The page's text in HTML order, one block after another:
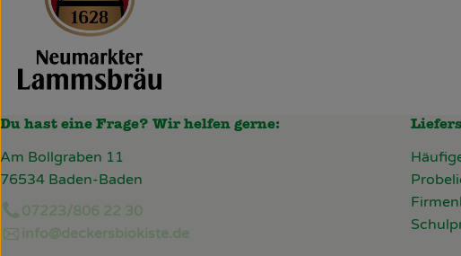
Du hast eine Frage? Wir helfen gerne:
Am Bollgraben 11
76534 Baden-Baden
07223/806 22 30
info@deckersbiokiste.de